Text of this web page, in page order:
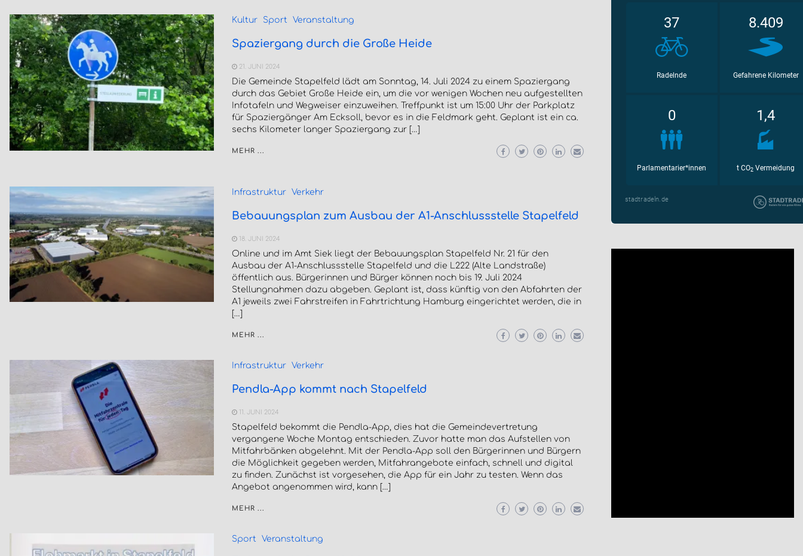
Kultur Sport Veranstaltung
Spaziergang durch die Große Heide
21. JUNI 2024
Die Gemeinde Stapelfeld lädt am Sonntag, 14. Juli 2024 zu einem Spaziergang
durch das Gebiet Große Heide ein, um die vor wenigen Wochen neu aufgestellten
Infotafeln und Wegweiser einzuweihen. Treffpunkt ist um 15:00 Uhr der Parkplatz
für Spaziergänger Am Ecksoll, bevor es in die Feldmark geht. Geplant ist ein ca.
sechs Kilometer langer Spaziergang zur […]
MEHR ...
Infrastruktur Verkehr
Bebauungsplan zum Ausbau der A1-Anschlussstelle Stapelfeld
18. JUNI 2024
Online und im Amt Siek liegt der Bebauungsplan Stapelfeld Nr. 21 für den
Ausbau der A1-Anschlussstelle Stapelfeld und die L222 (Alte Landstraße)
öffentlich aus. Bürgerinnen und Bürger können noch bis 19. Juli 2024
Stellungnahmen dazu abgeben. Geplant ist, dass künftig von den Abfahrten der
A1 jeweils zwei Fahrstreifen in Fahrtrichtung Hamburg eingerichtet werden, die in
[…]
MEHR ...
Infrastruktur Verkehr
Pendla-App kommt nach Stapelfeld
11. JUNI 2024
Stapelfeld bekommt die Pendla-App, dies hat die Gemeindevertretung
vergangene Woche Montag entschieden. Zuvor hatte man das Aufstellen von
Mitfahrbänken abgelehnt. Mit der Pendla-App soll den Bürgerinnen und Bürgern
die Möglichkeit gegeben werden, Mitfahrangebote einfach, schnell und digital
zu finden. Zunächst ist vorgesehen, die App für ein Jahr zu testen. Wenn das
Angebot angenommen wird, kann […]
MEHR ...
Sport Veranstaltung